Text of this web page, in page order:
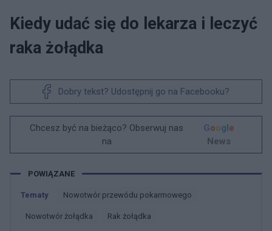
Kiedy udać się do lekarza i leczyć
raka żołądka
Dobry tekst? Udostępnij go na Facebooku?
Chcesz być na bieżąco? Obserwuj nas
na
Google
News
POWIĄZANE
Tematy Nowotwór przewódu pokarmowego
Nowotwór żołądka Rak żołądka